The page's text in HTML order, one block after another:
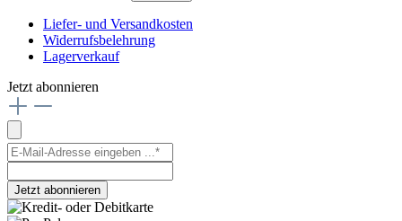
Liefer- und Versandkosten
Widerrufsbelehrung
Lagerverkauf
Jetzt abonnieren
Jetzt abonnieren